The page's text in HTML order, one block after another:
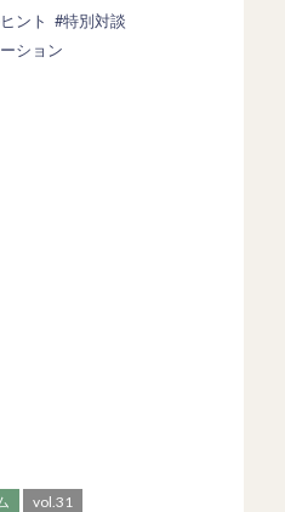
ント #特別対談
ション
vol.31